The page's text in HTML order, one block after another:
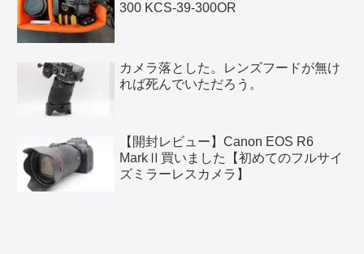
300 KCS-39-300OR
カメラ落とした。レンズフードが無け
れば死んでいただろう。
【開封レビュー】Canon EOS R6
MarkⅡ買いました【初めてのフルサイ
ズミラーレスカメラ】